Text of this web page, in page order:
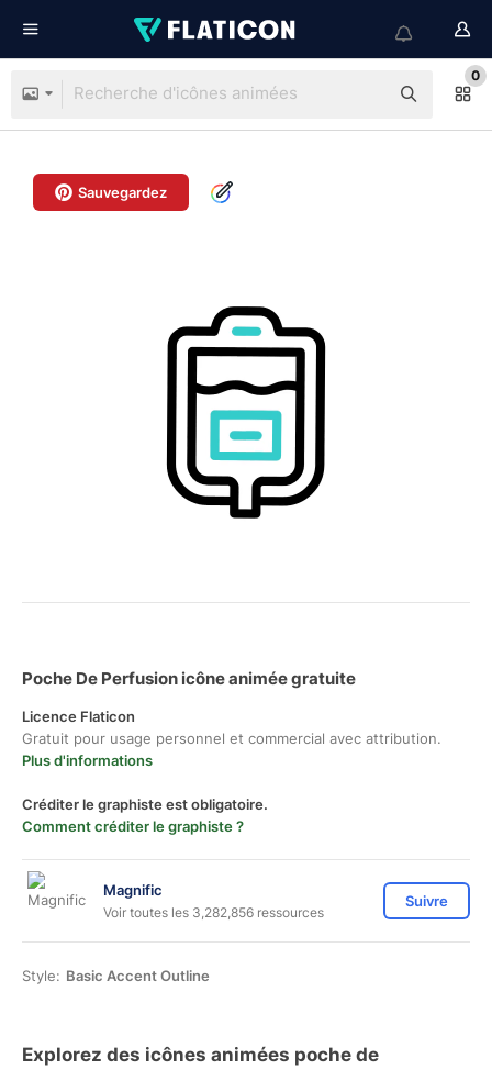
0
Sauvegardez
Poche De Perfusion icône animée gratuite
Licence Flaticon
Gratuit pour usage personnel et commercial avec attribution.
Plus d'informations
Créditer le graphiste est obligatoire.
Comment créditer le graphiste ?
Magnific
Voir toutes les 3,282,856 ressources
Suivre
Style: Basic Accent Outline
Explorez des icônes animées poche de